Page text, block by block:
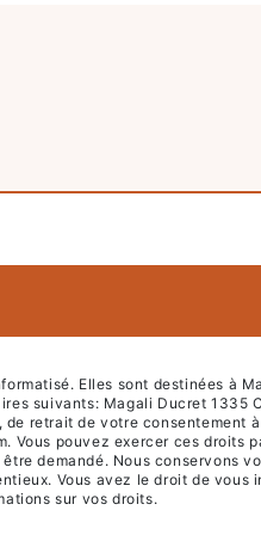
Elles sont destinées à
suivants: Magali Ducret 1335
de retrait de votre consentement
Vous pouvez exercer ces droits
demandé. Nous conservons
Vous avez le droit de vous
sur vos droits.